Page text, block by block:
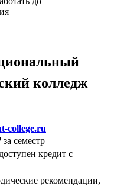
колледж
college.ru
семестр
кредит с
рекомендации,